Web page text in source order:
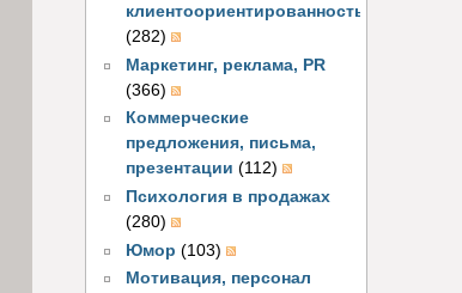
клиентоориентированность
(282)
Маркетинг, реклама, PR
(366)
Коммерческие
предложения, письма,
презентации (112)
Психология в продажах
(280)
Юмор (103)
Мотивация, персонал